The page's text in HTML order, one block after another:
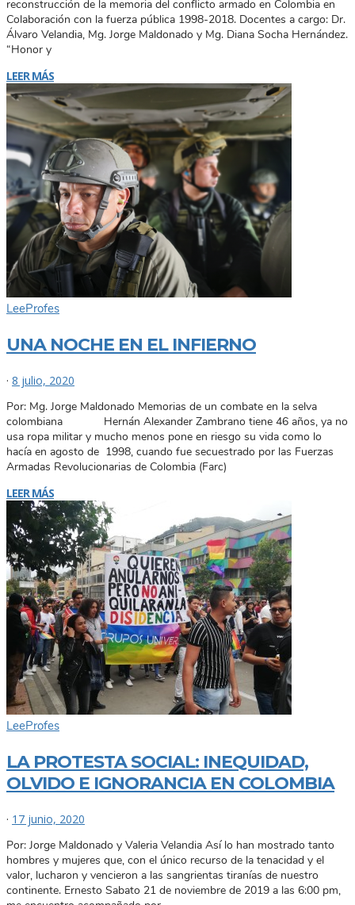
reconstrucción de la memoria del conflicto armado en Colombia en
Colaboración con la fuerza pública 1998-2018. Docentes a cargo: Dr.
Álvaro Velandia, Mg. Jorge Maldonado y Mg. Diana Socha Hernández.
“Honor y
LEER MÁS
LeeProfes
UNA NOCHE EN EL INFIERNO
· 8 julio, 2020
Por: Mg. Jorge Maldonado Memorias de un combate en la selva
colombiana Hernán Alexander Zambrano tiene 46 años, ya no
usa ropa militar y mucho menos pone en riesgo su vida como lo
hacía en agosto de 1998, cuando fue secuestrado por las Fuerzas
Armadas Revolucionarias de Colombia (Farc)
LEER MÁS
LeeProfes
LA PROTESTA SOCIAL: INEQUIDAD,
OLVIDO E IGNORANCIA EN COLOMBIA
· 17 junio, 2020
Por: Jorge Maldonado y Valeria Velandia Así lo han mostrado tanto
hombres y mujeres que, con el único recurso de la tenacidad y el
valor, lucharon y vencieron a las sangrientas tiranías de nuestro
continente. Ernesto Sabato 21 de noviembre de 2019 a las 6:00 pm,